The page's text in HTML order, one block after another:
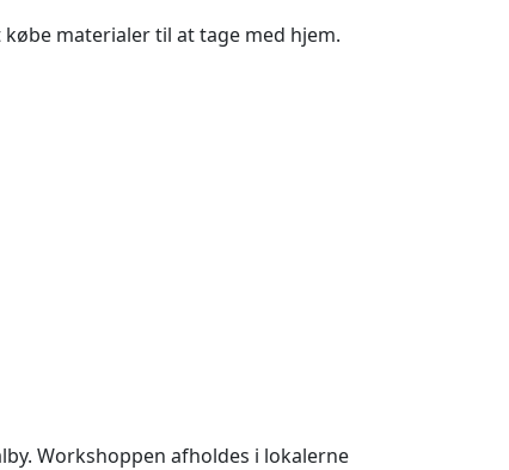
materialer til at tage med hjem.
Workshoppen afholdes i lokalerne